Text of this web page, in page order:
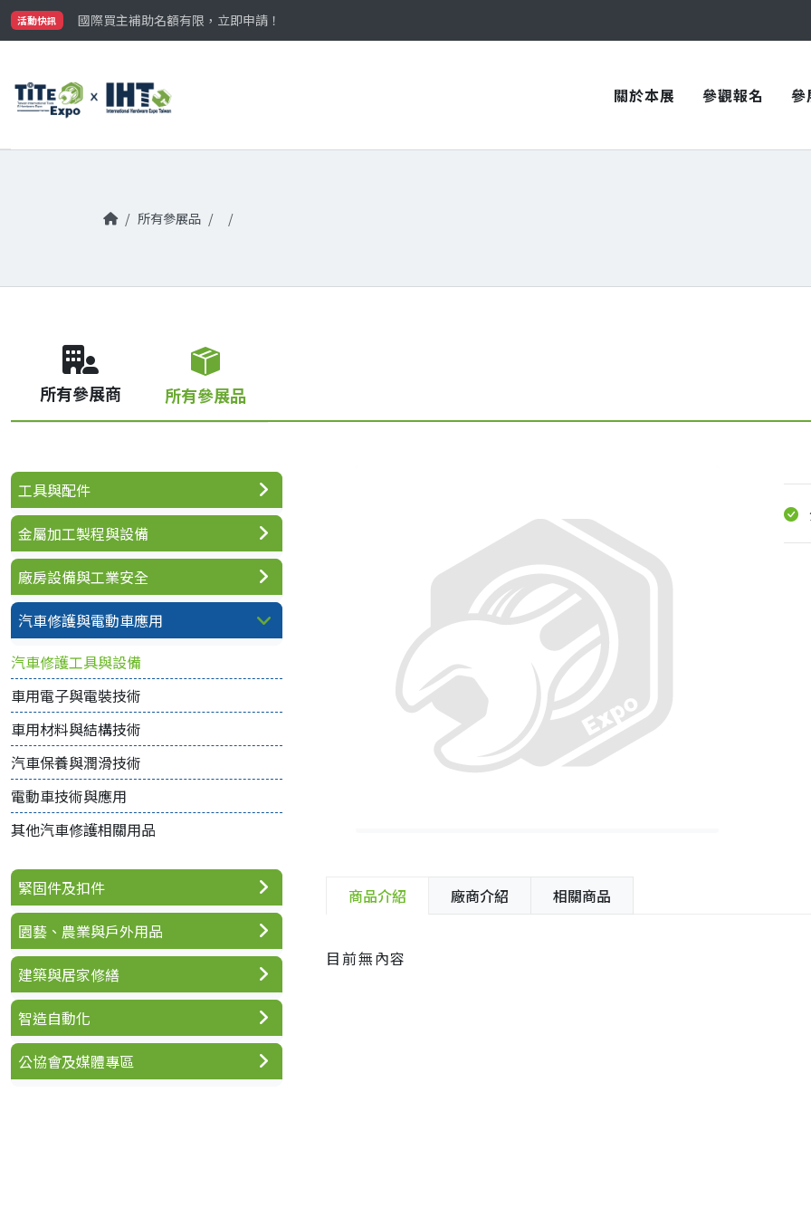
活動快訊
國際買主補助名額有限，立即申請！
參觀門票開放申請中‼️
關於本展 參觀報名 參
所有參展品
所有參展商 所有參展品
商品介紹 廠商介紹 相關商品
目前無內容
工具與配件
金屬加工製程與設備
廠房設備與工業安全
汽車修護與電動車應用
汽車修護工具與設備
車用電子與電裝技術
車用材料與結構技術
汽車保養與潤滑技術
電動車技術與應用
其他汽車修護相關用品
緊固件及扣件
園藝、農業與戶外用品
建築與居家修繕
智造自動化
公協會及媒體專區